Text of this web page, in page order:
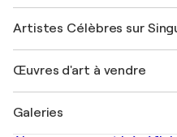
Rejoignez notre
Mon compte
+33 1 76 44 06 42
Magazine Singulart
Emplois
Découvrez une sélection
Se connecter en tant
Artistes Célèbres sur
Marc Chagall
Banksy
Mr. Brainwash
Œuvres d'art à vendre
Tableaux abstraits à vendre
Galeries